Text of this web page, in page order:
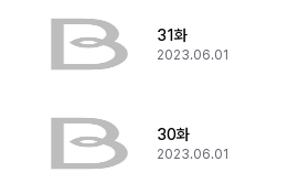
31화
2023.06.01
30화
2023.06.01